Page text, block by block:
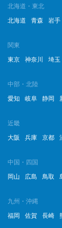
2023年2月
2022年8
2022年6
2022年5月
2022年4
北海道・東北
北海道
青森 岩手
関東
東京
神奈川 埼玉
中部・北陸
愛知
岐阜 静岡
近畿
大阪
兵庫 京都
中国・四国
岡山
広島 鳥取
九州・沖縄
福岡
佐賀 長崎